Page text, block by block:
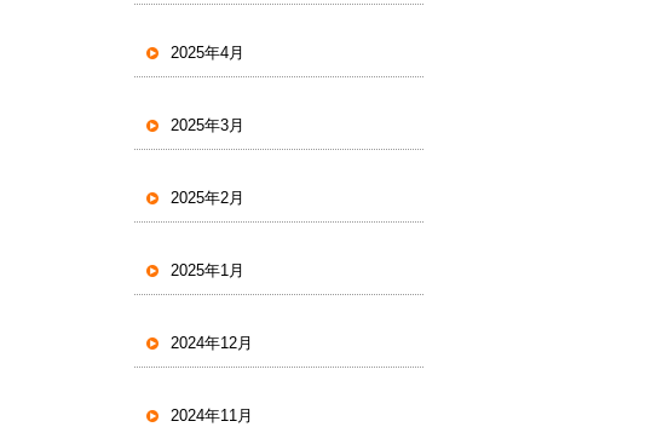
2025年4月
2025年3月
2025年2月
2025年1月
2024年12月
2024年11月